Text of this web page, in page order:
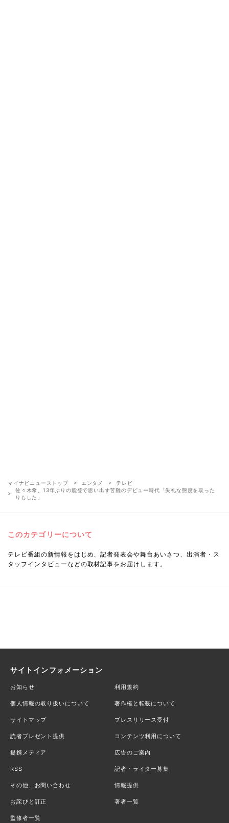
マイナビニューストップ エンタメ
テレビ
佐々木希、13年ぶりの能登で思い出す苦難のデビュー時代「失礼な態度を取った
りもした」
このカテゴリーについて
テレビ番組の新情報をはじめ、記者発表会や舞台あいさつ、出演者・ス
タッフインタビューなどの取材記事をお届けします。
サイトインフォメーション
お知らせ 利用規約
個人情報の取り扱いについて 著作権と転載について
サイトマップ プレスリリース受付
読者プレゼント提供 コンテンツ利用について
提携メディア 広告のご案内
RSS 記者・ライター募集
その他、お問い合わせ 情報提供
お詫びと訂正 著者一覧
監修者一覧